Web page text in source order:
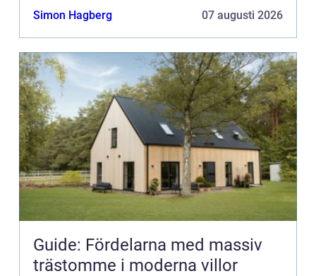
det behöver inte vara så dramatiskt för att juris...
Simon Hagberg 07 augusti 2026
Guide: Fördelarna med massiv
trästomme i moderna villor